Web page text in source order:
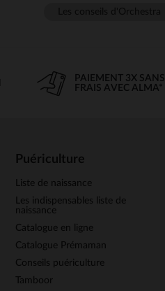
PAIEMENT 3X SANS
FRAIS AVEC ALMA*
Puériculture
Liste de naissance
Les indispensables liste de
naissance
Catalogue en ligne
Catalogue Prémaman
Conseils puériculture
Tamboor